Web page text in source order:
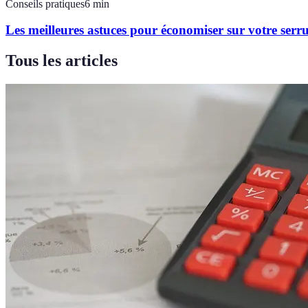
Conseils pratiques6 min
Les meilleures astuces pour économiser sur votre
Tous les articles